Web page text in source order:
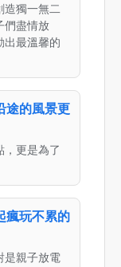
造獨一無二
們盡情放
出最溫馨的
途的風景更
，更是為了
瘋玩不累的
是親子放電